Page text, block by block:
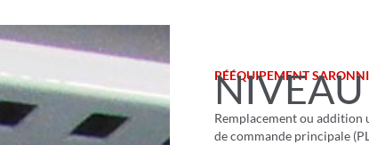
RÉÉQUIPEMENT SARONNI
Remplacement ou addition
de commande principale